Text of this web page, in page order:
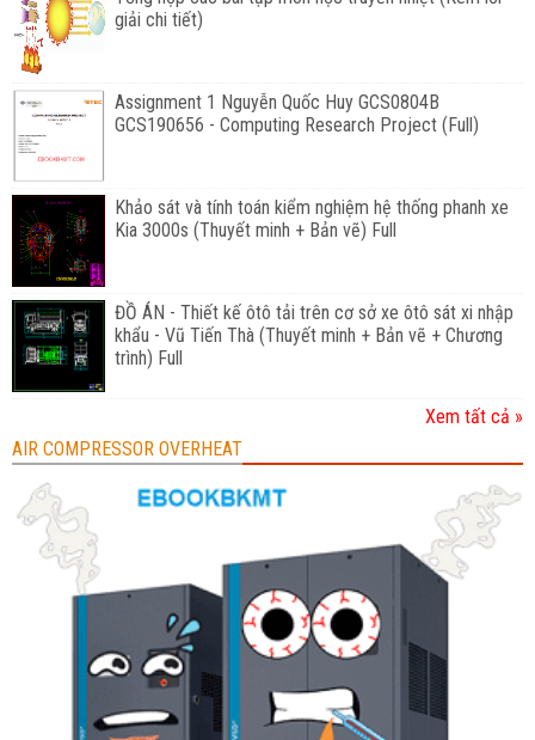
giải chi tiết)
Assignment 1 Nguyễn Quốc Huy GCS0804B
GCS190656 - Computing Research Project (Full)
Khảo sát và tính toán kiểm nghiệm hệ thống phanh xe
Kia 3000s (Thuyết minh + Bản vẽ) Full
ĐỒ ÁN - Thiết kế ôtô tải trên cơ sở xe ôtô sát xi nhập
khẩu - Vũ Tiến Thà (Thuyết minh + Bản vẽ + Chương
trình) Full
Xem tất cả »
AIR COMPRESSOR OVERHEAT